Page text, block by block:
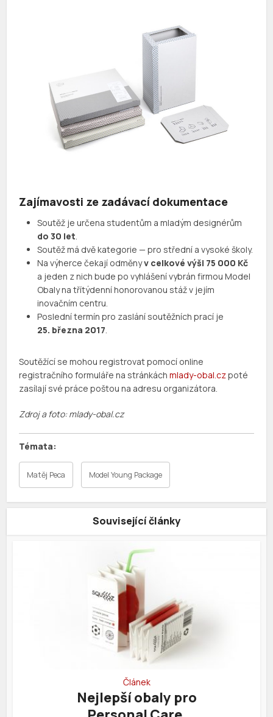
Zajímavosti ze zadávací dokumentace
Soutěž je určena studentům a mladým designérům
do 30 let
Soutěž má dvě kategorie — pro střední a vysoké školy.
Na výherce čekají odměnyv celkové výši 75 000 Kč
a jeden z nich bude po vyhlášení vybrán firmou Model
Obaly na třítýdenní honorovanou stáž v jejím
inovačním centru.
Poslední termín pro zaslání soutěžních prací je
25. března 2017
Soutěžící se mohou registrovat pomocí online
registračního formuláře na stránkáchmlady-obal.czpoté
zasílají své práce poštou na adresu organizátora.
Zdroj a foto: mlady-obal.cz
Matěj Peca Model Young Package
Související články
Článek
Nejlepší obaly pro